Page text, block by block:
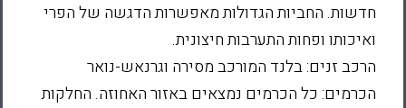
חדשות. החביות הגדולות מאפשרות הדגשה של הפרי
ואיכותו ופחות התערבות חיצונית.
הרכב זנים: בלנד המורכב מסירה וגרנאש-נואר
הכרמים: כל הכרמים נמצאים באזור האחוזה. החלקות